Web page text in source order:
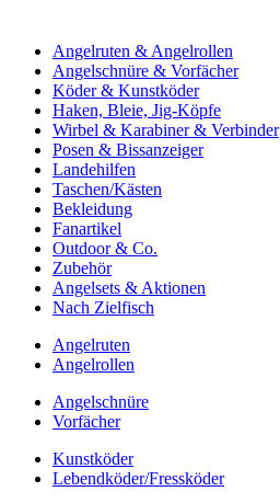
Angelruten & Angelrollen
Angelschnüre & Vorfächer
Köder & Kunstköder
Haken, Bleie, Jig-Köpfe
Wirbel & Karabiner & Verbinder
Posen & Bissanzeiger
Landehilfen
Taschen/Kästen
Bekleidung
Fanartikel
Outdoor & Co.
Zubehör
Angelsets & Aktionen
Nach Zielfisch
Angelruten
Angelrollen
Angelschnüre
Vorfächer
Kunstköder
Lebendköder/Fressköder